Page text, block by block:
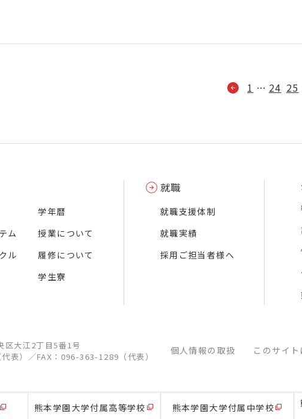
1 … 24 25
ム
ル
学年暦
授業について
履修について
学生寮
就職
就職支援体制
就職実績
採用ご担当者様へ
区大江2丁目5番1号
表） ／FAX：096-363-1289（代表） 個人情報の取扱 このサイ
熊本学園大学付属高等学校 熊本学園大学付属中学校